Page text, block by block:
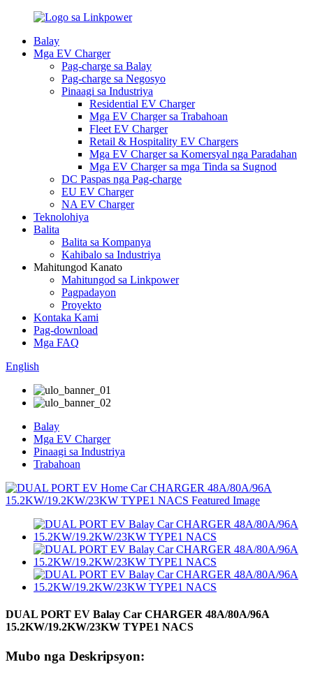
Balay
Mga EV Charger
Pag-charge sa Balay
Pag-charge sa Negosyo
Pinaagi sa Industriya
Residential EV Charger
Mga EV Charger sa Trabahoan
Fleet EV Charger
Retail & Hospitality EV Chargers
Mga EV Charger sa Komersyal nga Paradahan
Mga EV Charger sa mga Tinda sa Sugnod
DC Paspas nga Pag-charge
EU EV Charger
NA EV Charger
Teknolohiya
Balita
Balita sa Kompanya
Kahibalo sa Industriya
Mahitungod Kanato
Mahitungod sa Linkpower
Pagpadayon
Proyekto
Kontaka Kami
Pag-download
Mga FAQ
English
Balay
Mga EV Charger
Pinaagi sa Industriya
Trabahoan
DUAL PORT EV Balay Car CHARGER 48A/80A/96A
15.2KW/19.2KW/23KW TYPE1 NACS
Mubo nga Deskripsyon: